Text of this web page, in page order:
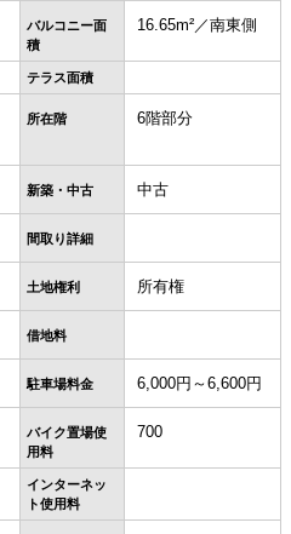
バルコニー面
積
16.65m²／南東側
テラス面積
所在階 6階部分
新築・中古 中古
間取り詳細
土地権利 所有権
借地料
駐車場料金 6,000円～6,600円
バイク置場使
用料
700
インターネッ
ト使用料